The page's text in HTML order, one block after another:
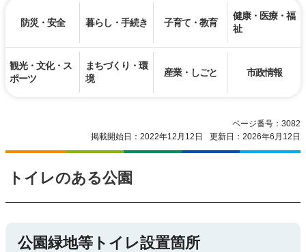
防災・安全 暮らし・手続き 子育て・教育
健康・医療・福
祉
観光・文化・ス
ポーツ
まちづくり・環
境
産業・しごと 市政情報
ページ番号：3082
掲載開始日：2022年12月12日
更新日：2026年6月12日
トイレのある公園
公園緑地等トイレ設置箇所